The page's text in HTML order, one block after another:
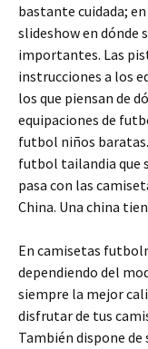
bastante cuidada;
slideshow en dónde
importantes. Las
instrucciones a los
los que piensan de
equipaciones de
futbol niños
futbol tailandia que
pasa con las
China. Una china
En camisetas
dependiendo del
siempre la mejor
disfrutar de tus
También dispone